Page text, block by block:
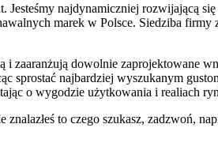
najdynamiczniej rozwijającą
marek w Polsce. Siedziba
i zaaranżują dowolnie zaprojektowane
sprostać najbardziej wyszukanym
o wygodzie użytkowania i realiach
to czego szukasz, zadzwoń,